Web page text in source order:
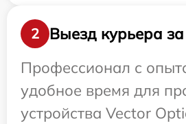
2
Выезд курьера
Профессионал с
удобное время для
устройства Vector